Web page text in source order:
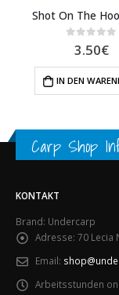
Shot On The
out of 5
3.50€
IN DEN
Carp Shop
KONTAKT
Brand: Undercarp
Adresse: 70 Lecia
Email:
Arbeitsstunden